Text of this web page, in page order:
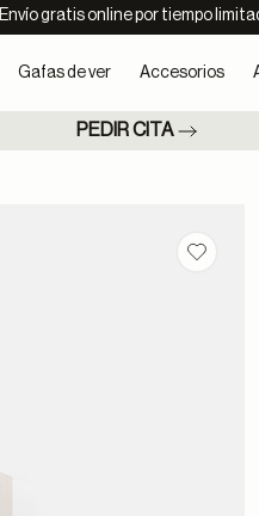
Envío gratis online por tiempo
Gafas de ver Accesorios
PEDIR CITA